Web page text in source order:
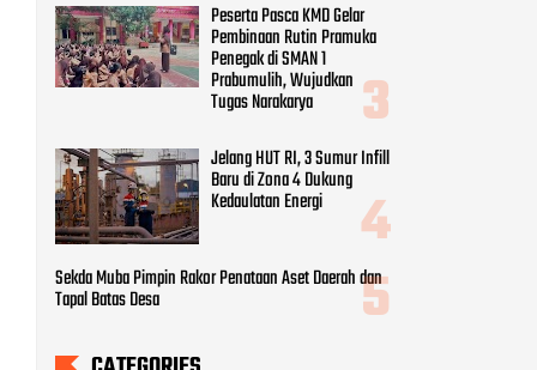
Peserta Pasca KMD Gelar
Pembinaan Rutin Pramuka
Penegak di SMAN 1
Prabumulih, Wujudkan
Tugas Narakarya
Jelang HUT RI, 3 Sumur Infill
Baru di Zona 4 Dukung
Kedaulatan Energi
Sekda Muba Pimpin Rakor Penataan Aset Daerah dan
Tapal Batas Desa